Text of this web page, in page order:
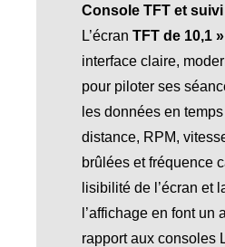
Console TFT et suivi
L’écran TFT de 10,1 »
interface claire,
pour piloter ses
les données en
distance, RPM,
brûlées et fréquence
lisibilité de l’écran et
l’affichage en font un
rapport aux consoles